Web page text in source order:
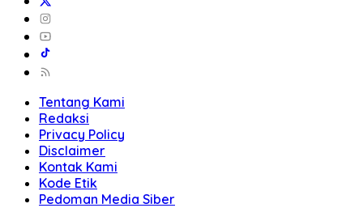
Tentang Kami
Redaksi
Privacy Policy
Disclaimer
Kontak Kami
Kode Etik
Pedoman Media Siber